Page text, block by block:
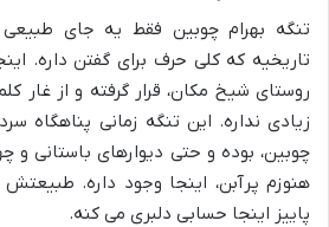
تنگه بهرام چوبین فقط یه جای
تاریخیه که کلی حرف برای گفتن داره.
روستای شیخ مکان، قرار گرفته و از غار
زیادی نداره. این تنگه زمانی پناهگاه
چوبین، بوده و حتی دیوارهای باستانی و
هنوزم پرآبن، اینجا وجود داره.
پاییز اینجا حسابی دلبری می کنه.